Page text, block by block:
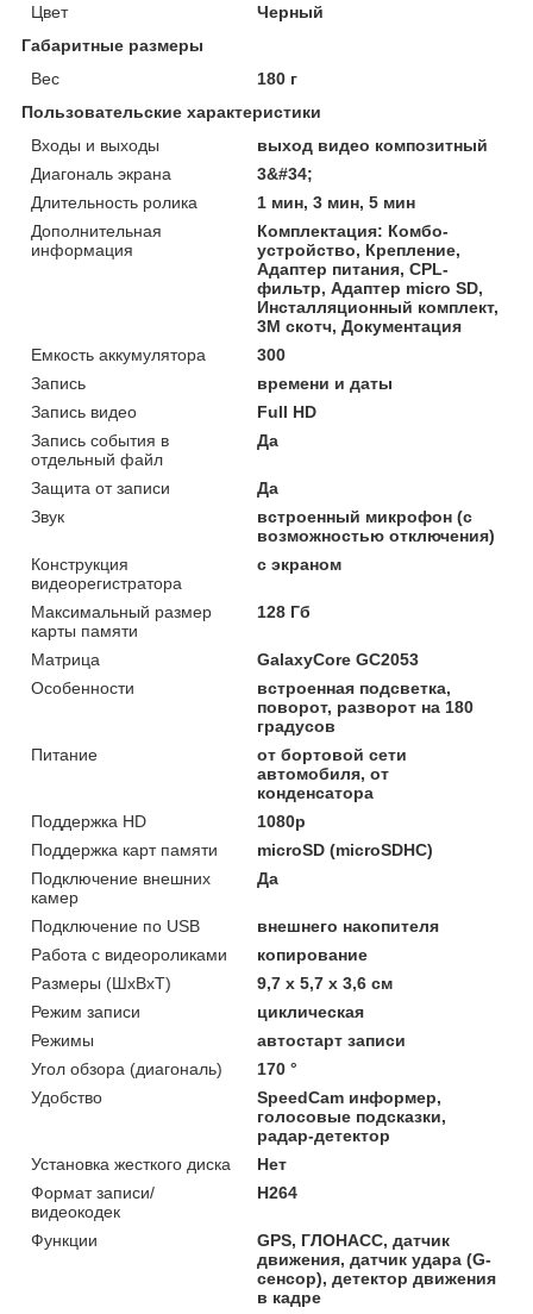
Цвет
Черный
Габаритные размеры
Вес
180 г
Пользовательские характеристики
Входы и выходы
выход видео композитный
Диагональ экрана
3&#34;
Длительность ролика
1 мин, 3 мин, 5 мин
Дополнительная
информация
Комплектация: Комбо-
устройство, Крепление,
Адаптер питания, CPL-
фильтр, Адаптер micro SD,
Инсталляционный комплект,
3М скотч, Документация
Емкость аккумулятора
300
Запись
времени и даты
Запись видео
Full HD
Запись события в
отдельный файл
Да
Защита от записи
Да
Звук
встроенный микрофон (с
возможностью отключения)
Конструкция
видеорегистратора
с экраном
Максимальный размер
карты памяти
128 Гб
Матрица
GalaxyCore GC2053
Особенности
встроенная подсветка,
поворот, разворот на 180
градусов
Питание
от бортовой сети
автомобиля, от
конденсатора
Поддержка HD
1080p
Поддержка карт памяти
microSD (microSDHC)
Подключение внешних
камер
Да
Подключение по USB
внешнего накопителя
Работа с видеороликами
копирование
Размеры (ШxВxТ)
9,7 x 5,7 x 3,6 см
Режим записи
циклическая
Режимы
автостарт записи
Угол обзора (диагональ)
170 °
Удобство
SpeedCam информер,
голосовые подсказки,
радар-детектор
Установка жесткого диска
Нет
Формат записи/
видеокодек
Н264
Функции
GPS, ГЛОНАСС, датчик
движения, датчик удара (G-
сенсор), детектор движения
в кадре